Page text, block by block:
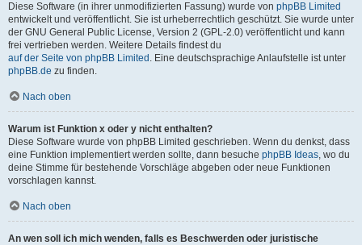
Diese Software (in ihrer unmodifizierten Fassung) wurde von phpBB Limited
entwickelt und veröffentlicht. Sie ist urheberrechtlich geschützt. Sie wurde unter
der GNU General Public License, Version 2 (GPL-2.0) veröffentlicht und kann
frei vertrieben werden. Weitere Details findest du
auf der Seite von phpBB Limited . Eine deutschsprachige Anlaufstelle ist unter
phpBB.de zu finden.
Nach oben
Warum ist Funktion x oder y nicht enthalten?
Diese Software wurde von phpBB Limited geschrieben. Wenn du denkst, dass
eine Funktion implementiert werden sollte, dann besuche phpBB Ideas, wo du
deine Stimme für bestehende Vorschläge abgeben oder neue Funktionen
vorschlagen kannst.
Nach oben
An wen soll ich mich wenden, falls es Beschwerden oder juristische